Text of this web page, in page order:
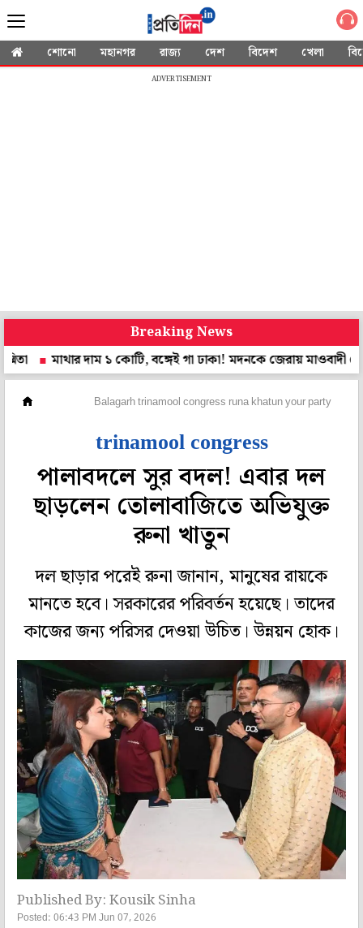
শোনো মহানগর রাজ্য দেশ বিদেশ খেলা
ADVERTISEMENT
Breaking News
মাথার দাম ১ কোটি, বঙ্গেই গা ঢাকা! মদনকে জেরায় মাওবাদী নেতা
Balagarh trinamool congress runa khatun your party
trinamool congress
পালাবদলে সুর বদল! এবার দল
ছাড়লেন তোলাবাজিতে অভিযুক্ত
রুনা খাতুন
দল ছাড়ার পরেই রুনা জানান, মানুষের রায়কে
মানতে হবে। সরকারের পরিবর্তন হয়েছে। তাদের
কাজের জন্য পরিসর দেওয়া উচিত। উন্নয়ন হোক।
Published By: Kousik Sinha
Posted: 06:43 PM Jun 07, 2026